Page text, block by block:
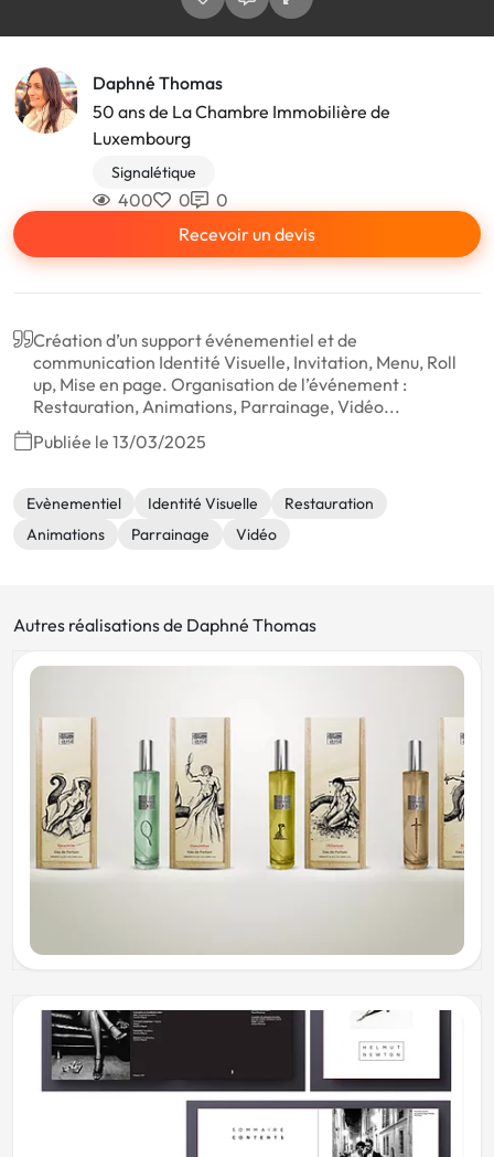
Daphné Thomas
50 ans de La Chambre Immobilière de
Luxembourg
Signalétique
400 0
0
Recevoir un devis
Création d’un support événementiel et de
communication Identité Visuelle, Invitation, Menu, Roll
up, Mise en page. Organisation de l’événement :
Restauration, Animations, Parrainage, Vidéo...
Publiée le 13/03/2025
Evènementiel Identité Visuelle
Restauration
Animations
Parrainage Vidéo
Autres réalisations de Daphné Thomas